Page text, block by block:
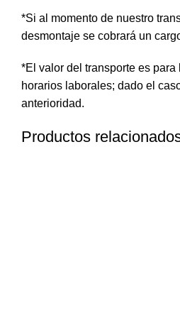
*Si al momento de nuestro
desmontaje se cobrará un
*El valor del transporte es
horarios laborales; dado el
anterioridad.
Productos